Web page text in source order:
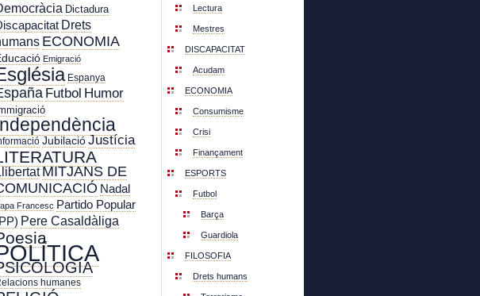
Dictadura
Drets
ECONOMIA
Emigració
Espanya
Futbol Humor
JubilacióJustícia
MITJANS DE
Nadal
Francesc Partido Popular
Pere Casaldàliga
humanes
Lectura
Mestres
DISCAPACITAT
Acudam
ECONOMIA
Consumisme
Crisi
Finançament
ESPORTS
Futbol
Barça
Guardiola
FILOSOFIA
Drets humans